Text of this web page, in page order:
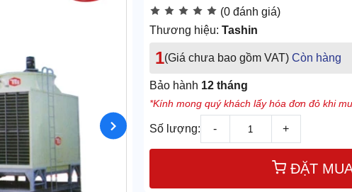
(0 đánh giá)
Thương hiệu: Tashin
1(Giá chưa bao gồm VAT) Còn hàng
Bảo hành 12 tháng
*Kính mong quý khách lấy hóa đơn đỏ khi
Số lượng: - +
ĐẶT